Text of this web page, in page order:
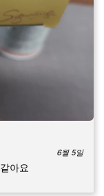
6월 5일
아요